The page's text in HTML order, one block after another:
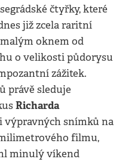
čtyřky, které
již zcela raritní
oknem od
o velikosti půdorysu
zážitek.
právě sleduje
Richarda
výpravných snímků na
filmu,
minulý víkend